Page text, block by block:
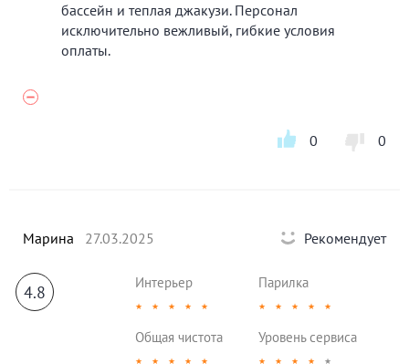
бассейн и теплая джакузи. Персонал
исключительно вежливый, гибкие условия
оплаты.
0 0
Марина 27.03.2025 Рекомендует
4.8 Интерьер
★ ★ ★ ★ ★
Парилка
★ ★ ★ ★ ★
Общая чистота
★ ★ ★ ★ ★
Уровень сервиса
★ ★ ★ ★ ★